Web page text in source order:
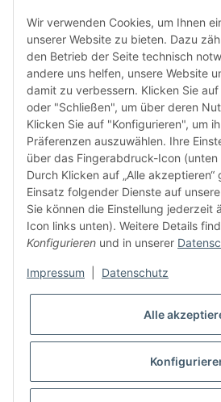
FÜR EUCH UNTERWEGS
Vertrag
Powered byJTL-
Wir verwenden Cookies, um Ihnen
unserer Website zu bieten. Dazu
den Betrieb der Seite technisch
andere uns helfen, unsere Website
damit zu verbessern. Klicken Sie
oder "Schließen", um über deren
Klicken Sie auf "Konfigurieren", um
Präferenzen auszuwählen. Ihre
über das Fingerabdruck-Icon
Durch Klicken auf „Alle
Einsatz folgender Dienste auf
Sie können die Einstellung jederzeit
Icon links unten). Weitere Details
Konfigurieren und in unserer
Impressum Datenschutz
Alle